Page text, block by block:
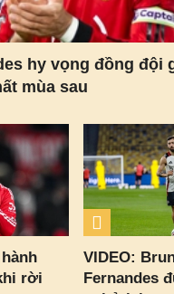
hy vọng đồng đội
mùa sau
rời
VIDEO:
Fernandes